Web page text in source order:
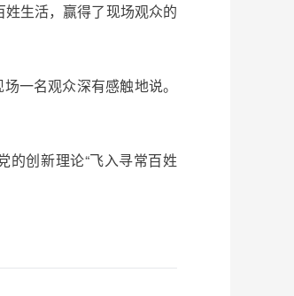
生活，赢得了现场观众的
一名观众深有感触地说。
的创新理论“飞入寻常百姓